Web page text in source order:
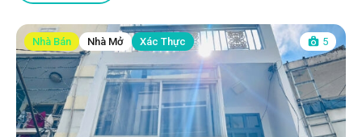
Nhà Bán Nhà Mở Xác Thực 5